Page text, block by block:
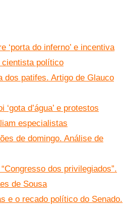
‘porta do inferno’ e incentiva
cientista político
dos patifes. Artigo de Glauco
‘gota d’água’ e protestos
especialistas
de domingo. Análise de
dos privilegiados”.
de Sousa
e o recado político do Senado.